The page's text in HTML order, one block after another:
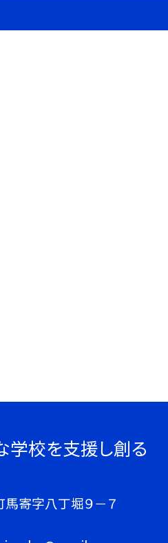
学校を支援し創る
寄字八丁堀９－７